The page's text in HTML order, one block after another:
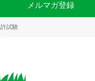
メルマガ登録
試験